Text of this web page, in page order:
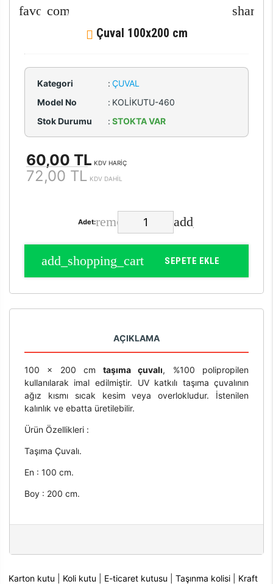
Çuval 100x200 cm
Kategori : ÇUVAL
Model No
: KOLİKUTU-460
Stok Durumu
: STOKTA VAR
60,00 TL KDV HARİÇ
72,00 TL KDV DAHİL
Adet:
SEPETE EKLE
AÇIKLAMA
100 x 200 cmtaşıma çuvalı, %100 polipropilen
kullanılarak imal edilmiştir. UV katkılı taşıma çuvalının
ağız kısmı sıcak kesim veya overlokludur. İstenilen
kalınlık ve ebatta üretilebilir.
Ürün Özellikleri :
Taşıma Çuvalı.
En : 100 cm.
Boy : 200 cm.
Karton kutu Koli kutu E-ticaret kutusu |Taşınma kolisi
Kraft